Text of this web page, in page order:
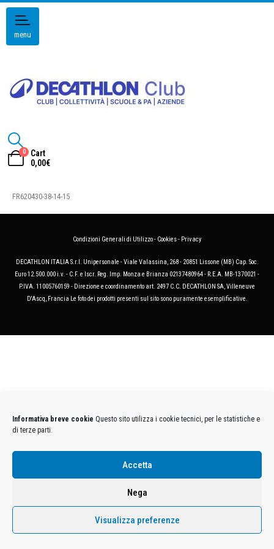
Informativa breve cookie Questo sito utilizza i cookie tecnici, per le statistiche e
di terze parti.
Accetta
Nega
Visualizza preferenze
menu
0
Cart
0,00€
FR620430-38-14-15
Condizioni Generali di Utilizzo- Cookies- Privacy
DECATHLON ITALIA S.r.l. Unipersonale - Viale Valassina, 268 - 20851 Lissone (MB) Cap. Soc.
Euro 12.500.000 i.v. - C.F. e Iscr. Reg. Imp. Monza e Brianza 02137480964 - R.E.A. MB-1370021 -
P.IVA. 11005760159 - Direzione e coordinamento art. 2497 C.C. DECATHLON SA, Villeneuve
D'Ascq, Francia Le foto dei prodotti presenti sul sito sono puramente esemplificative.